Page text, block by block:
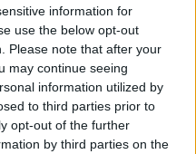
information for
use the below opt-out
Please note that after your
may continue seeing
information utilized by
to third parties prior to
opt-out of the further
by third parties on the
oczy ze zdumienia
onomatopej